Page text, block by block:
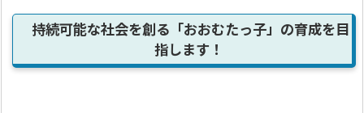
持続可能な社会を創る「おおむたっ子」の育成を目
指します！